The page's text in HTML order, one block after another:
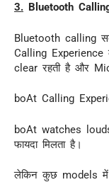
3. Bluetooth
Bluetooth calling
Calling Experience
clear रहती है और
boAt Calling
boAt watches
फायदा मिलता है।
लेकिन कुछ models में